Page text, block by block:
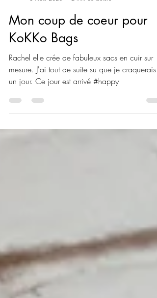
3 mars 2020
2 min de lecture
Mon coup de coeur pour
KoKKo Bags
Rachel elle crée de fabuleux sacs en cuir sur
un jour. Ce jour est arrivé #happy